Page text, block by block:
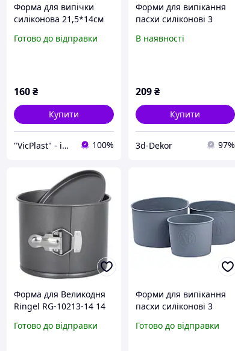
Форма для випічки
силіконова 21,5*14см
Готово до відправки
160₴
Купити
"VicРlast" - інтернет-магазин товарів для дому, кухні та організації простору 100%
Форми для випікання
пасхи силіконові 3
HP-35-555G
В наявності
209 ₴
Купити
3d-Dekor 97%
Форма для Великодня
Ringel RG-10213-14 14
Готово до відправки
Форми для випікання
пасхи силіконові 3
Сірий HP-35-555G
Готово до відправки